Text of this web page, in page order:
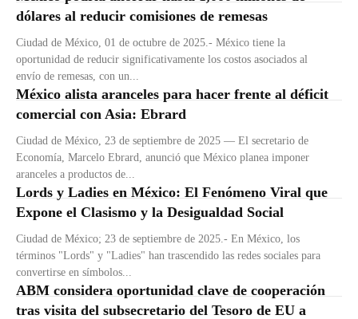
dólares al reducir comisiones de remesas
Ciudad de México, 01 de octubre de 2025.- México tiene la
oportunidad de reducir significativamente los costos asociados al
envío de remesas, con un...
México alista aranceles para hacer frente al déficit
comercial con Asia: Ebrard
Ciudad de México, 23 de septiembre de 2025 — El secretario de
Economía, Marcelo Ebrard, anunció que México planea imponer
aranceles a productos de...
Lords y Ladies en México: El Fenómeno Viral que
Expone el Clasismo y la Desigualdad Social
Ciudad de México; 23 de septiembre de 2025.- En México, los
términos "Lords" y "Ladies" han trascendido las redes sociales para
convertirse en símbolos...
ABM considera oportunidad clave de cooperación
tras visita del subsecretario del Tesoro de EU a